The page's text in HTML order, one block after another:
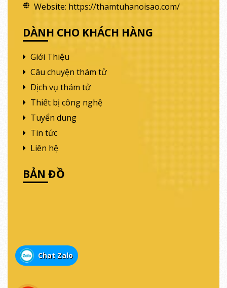
Website: https://thamtuhanoisao.com/
DÀNH CHO KHÁCH HÀNG
Giới Thiệu
Câu chuyện thám tử
Dịch vụ thám tử
Thiết bị công nghệ
Tuyển dung
Tin tức
Liên hệ
BẢN ĐỒ
Chat Zalo